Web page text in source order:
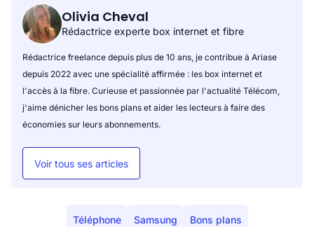
Olivia Cheval
Rédactrice experte box internet et fibre
Rédactrice freelance depuis plus de 10 ans, je contribue à Ariase
depuis 2022 avec une spécialité affirmée : les box internet et
l'accès à la fibre. Curieuse et passionnée par l'actualité Télécom,
j'aime dénicher les bons plans et aider les lecteurs à faire des
économies sur leurs abonnements.
Voir tous ses articles
Téléphone Samsung Bons plans